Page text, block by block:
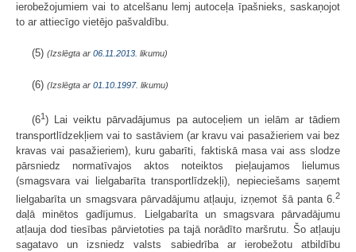
ierobežojumiem vai to atcelšanu lemj autoceļa īpašnieks, saskaņojot
to ar attiecīgo vietējo pašvaldību.
(5) (Izslēgta ar 06.11.2013. likumu)
(6) (Izslēgta ar 01.10.1997. likumu)
(61) Lai veiktu pārvadājumus pa autoceļiem un ielām ar tādiem
transportlīdzekļiem vai to sastāviem (ar kravu vai pasažieriem vai bez
kravas vai pasažieriem), kuru gabarīti, faktiskā masa vai ass slodze
pārsniedz normatīvajos aktos noteiktos pieļaujamos lielumus
(smagsvara vai lielgabarīta transportlīdzekļi), nepieciešams saņemt
lielgabarīta un smagsvara pārvadājumu atļauju, izņemot šā panta 6.2
daļā minētos gadījumus. Lielgabarīta un smagsvara pārvadājumu
atļauja dod tiesības pārvietoties pa tajā norādīto maršrutu. Šo atļauju
sagatavo un izsniedz valsts sabiedrība ar ierobežotu atbildību